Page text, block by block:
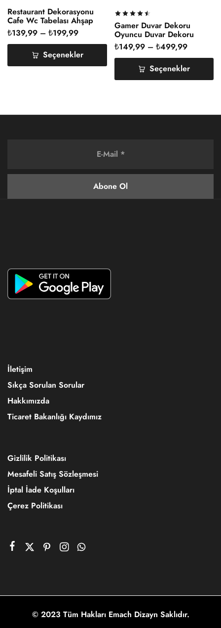
Restaurant Dekorasyonu
Cafe Wc Tabelası Ahşap
₺139,99 – ₺199,99
Seçenekler
Gamer Duvar Dekoru
Oyuncu Duvar Dekoru
Ahşap
₺149,99 – ₺499,99
Seçenekler
İletişim
Sıkça Sorulan Sorular
Hakkımızda
Ticaret Bakanlığı Kaydımız
Gizlilik Politikası
Mesafeli Satış Sözleşmesi
İptal İade Koşulları
Çerez Politikası
© 2023 Tüm Hakları Emach Dizayn Saklıdır.